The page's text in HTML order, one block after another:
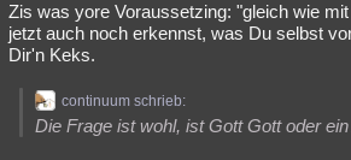
Zis was yore Voraussetzing: "gleich wie
jetzt auch noch erkennst, was Du selbst
Dir'n Keks.
continuum schrieb:
Die Frage ist wohl, ist Gott Gott oder